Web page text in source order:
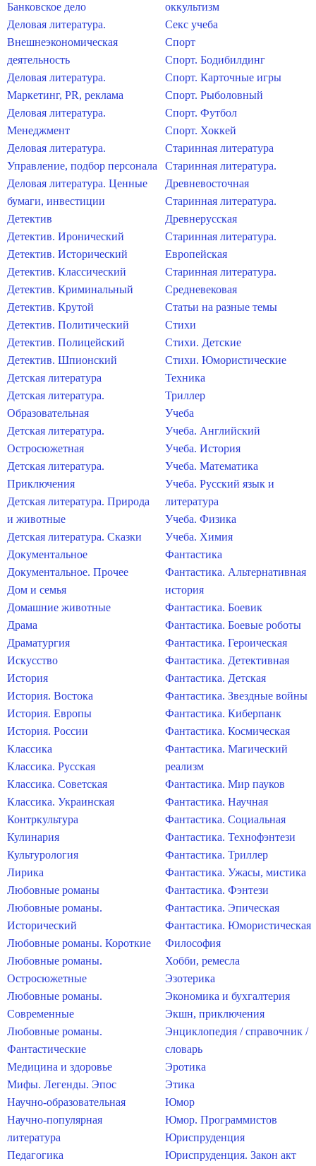
Банковское дело
Деловая литература.
Внешнеэкономическая
деятельность
Деловая литература.
Маркетинг, PR, реклама
Деловая литература.
Менеджмент
Деловая литература.
Управление, подбор персонала
Деловая литература. Ценные
бумаги, инвестиции
Детектив
Детектив. Иронический
Детектив. Исторический
Детектив. Классический
Детектив. Криминальный
Детектив. Крутой
Детектив. Политический
Детектив. Полицейский
Детектив. Шпионский
Детская литература
Детская литература.
Образовательная
Детская литература.
Остросюжетная
Детская литература.
Приключения
Детская литература. Природа
и животные
Детская литература. Сказки
Документальное
Документальное. Прочее
Дом и семья
Домашние животные
Драма
Драматургия
Искусство
История
История. Востока
История. Европы
История. России
Классика
Классика. Русская
Классика. Советская
Классика. Украинская
Контркультура
Кулинария
Культурология
Лирика
Любовные романы
Любовные романы.
Исторический
Любовные романы. Короткие
Любовные романы.
Остросюжетные
Любовные романы.
Современные
Любовные романы.
Фантастические
Медицина и здоровье
Мифы. Легенды. Эпос
Научно-образовательная
Научно-популярная
литература
Педагогика
оккультизм
Секс учеба
Спорт
Спорт. Бодибилдинг
Спорт. Карточные игры
Спорт. Рыболовный
Спорт. Футбол
Спорт. Хоккей
Старинная литература
Старинная литература.
Древневосточная
Старинная литература.
Древнерусская
Старинная литература.
Европейская
Старинная литература.
Средневековая
Статьи на разные темы
Стихи
Стихи. Детские
Стихи. Юмористические
Техника
Триллер
Учеба
Учеба. Английский
Учеба. История
Учеба. Математика
Учеба. Русский язык и
литература
Учеба. Физика
Учеба. Химия
Фантастика
Фантастика. Альтернативная
история
Фантастика. Боевик
Фантастика. Боевые роботы
Фантастика. Героическая
Фантастика. Детективная
Фантастика. Детская
Фантастика. Звездные войны
Фантастика. Киберпанк
Фантастика. Космическая
Фантастика. Магический
реализм
Фантастика. Мир пауков
Фантастика. Научная
Фантастика. Социальная
Фантастика. Технофэнтези
Фантастика. Триллер
Фантастика. Ужасы, мистика
Фантастика. Фэнтези
Фантастика. Эпическая
Фантастика. Юмористическая
Философия
Хобби, ремесла
Эзотерика
Экономика и бухгалтерия
Экшн, приключения
Энциклопедия / справочник /
словарь
Эротика
Этика
Юмор
Юмор. Программистов
Юриспруденция
Юриспруденция. Закон акт